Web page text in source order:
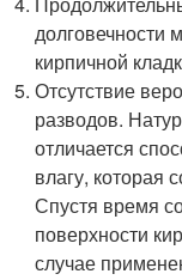
долговечности
кирпичной
Отсутствие
разводов.
отличается
влагу, которая
Спустя время
поверхности
случае